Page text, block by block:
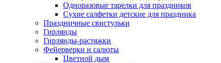
Одноразовые тарелки для праздников
Сухие салфетки детские для праздника
Праздничные свистульки
Гирлянды
Гирлянды-растяжки
Фейерверки и салюты
Цветной дым